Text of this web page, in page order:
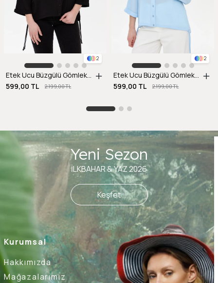
2
Etek Ucu Büzgülü Gömlek-SİYAH
599,00 TL
2.199,00 TL
2
Etek Ucu Büzgülü Gömlek-A.MAVI
599,00 TL
2.199,00 TL
Kurumsal
Hakkımızda
Mağazalarımız
Yeni Sezon
İLKBAHAR & YAZ 2026
Keşfet